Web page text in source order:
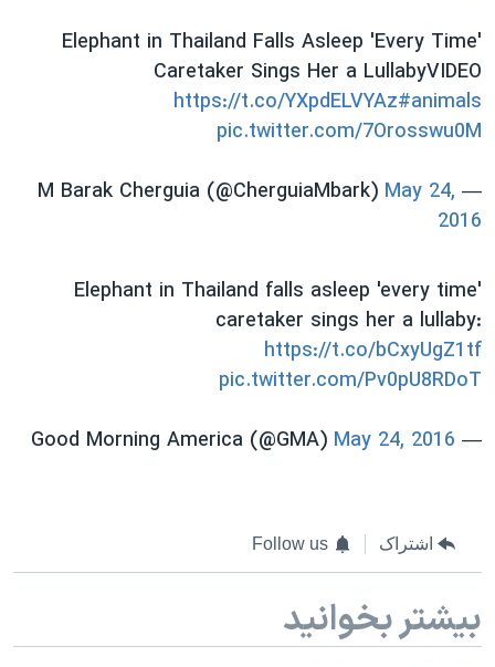
Elephant in Thailand Falls Asleep 'Every Time'
Caretaker Sings Her a LullabyVIDEO
https://t.co/YXpdELVYAz#animals
pic.twitter.com/7Orosswu0M
— M Barak Cherguia (@CherguiaMbark)
May 24,
2016
Elephant in Thailand falls asleep 'every time'
caretaker sings her a lullaby:
https://t.co/bCxyUgZ1tf
pic.twitter.com/Pv0pU8RDoT
— Good Morning America (@GMA)
May 24, 2016
اشتراک Follow us
بیشتر بخوانید